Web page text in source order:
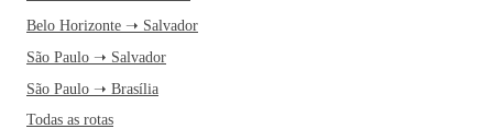
Belo Horizonte ➝ Salvador
São Paulo ➝ Salvador
São Paulo ➝ Brasília
Todas as rotas